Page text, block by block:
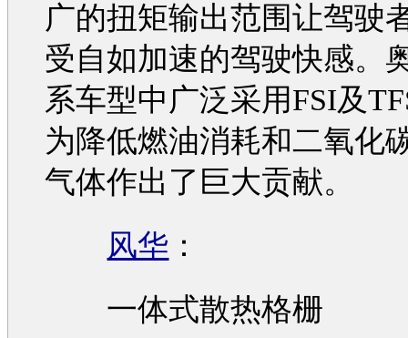
广的扭矩输出范围让驾驶
受自如加速的驾驶快感。
系车型中广泛采用FSI及
为降低燃油消耗和二氧化
气体作出了巨大贡献。
风华 ：
一体式散热格栅